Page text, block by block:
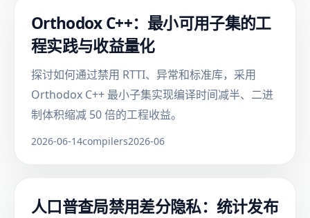
Orthodox C++：最小可用子集的工
程实践与收益量化
探讨如何通过禁用 RTTI、异常和标准库，采用
Orthodox C++ 最小子集实现编译时间减半、二进
制体积缩减 50 倍的工程收益。
2026-06-14compilers2026-06
人口普查局禁用差分隐私：统计发布